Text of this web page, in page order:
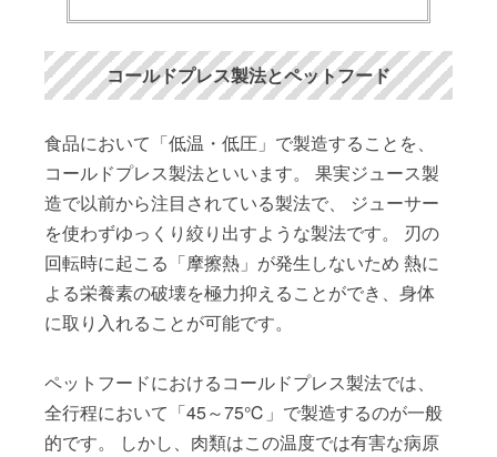
コールドプレス製法とペットフード
食品において「低温・低圧」で製造することを、
コールドプレス製法といいます。 果実ジュース製
造で以前から注目されている製法で、 ジューサー
を使わずゆっくり絞り出すような製法です。 刃の
回転時に起こる「摩擦熱」が発生しないため 熱に
よる栄養素の破壊を極力抑えることができ、身体
に取り入れることが可能です。
ペットフードにおけるコールドプレス製法では、
全行程において「45～75℃」で製造するのが一般
的です。 しかし、肉類はこの温度では有害な病原